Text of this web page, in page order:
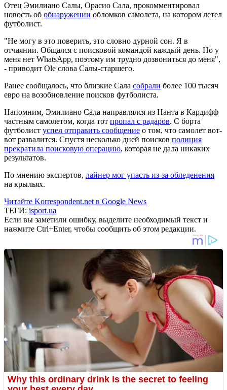
Отец Эмилиано Салы, Орасио Сала, прокомментировал
новость об обнаружении обломков самолета, на котором летел
футболист.
"Не могу в это поверить, это словно дурной сон. Я в
отчаянии. Общался с поисковой командой каждый день. Но у
меня нет WhatsApp, поэтому им трудно дозвониться до меня",
- приводит Ole слова Салы-старшего.
Ранее сообщалось, что близкие Сала собрали более 100 тысяч
евро на возобновление поисков футболиста.
Напомним, Эмилиано Сала направлялся из Нанта в Кардифф
частным самолетом, когда тот пропал с радаров. С борта
футболист успел отправить сообщение о том, что самолет вот-
вот развалится. Спустя несколько дней поисков полиция
прекратила поисковую операцию, которая не дала никаких
результатов.
По мнению экспертов, лайнер мог упасть из-за обледенения
на крыльях.
Читайте Korrespondent.net в Google News
ТЕГИ: isport.ua
Если вы заметили ошибку, выделите необходимый текст и
нажмите Ctrl+Enter, чтобы сообщить об этом редакции.